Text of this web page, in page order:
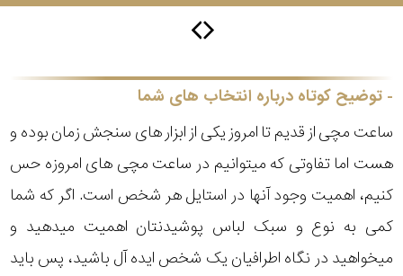
توضیح کوتاه درباره انتخاب های شما
ساعت مچی از قدیم تا امروز یکی از ابزار های سنجش زمان بوده و
هست اما تفاوتی که میتوانیم در ساعت مچی های امروزه حس
کنیم، اهمیت وجود آنها در استایل هر شخص است. اگر که شما
کمی به نوع و سبک لباس پوشیدنتان اهمیت میدهید و
میخواهید در نگاه اطرافیان یک شخص ایده آل باشید، پس باید
اورینت
کاتر
پیلار
جگوار